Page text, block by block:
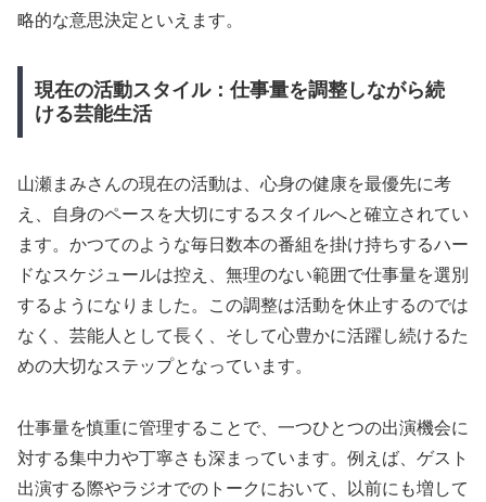
略的な意思決定といえます。
現在の活動スタイル：仕事量を調整しながら続
ける芸能生活
山瀬まみさんの現在の活動は、心身の健康を最優先に考
え、自身のペースを大切にするスタイルへと確立されてい
ます。かつてのような毎日数本の番組を掛け持ちするハー
ドなスケジュールは控え、無理のない範囲で仕事量を選別
するようになりました。この調整は活動を休止するのでは
なく、芸能人として長く、そして心豊かに活躍し続けるた
めの大切なステップとなっています。
仕事量を慎重に管理することで、一つひとつの出演機会に
対する集中力や丁寧さも深まっています。例えば、ゲスト
出演する際やラジオでのトークにおいて、以前にも増して